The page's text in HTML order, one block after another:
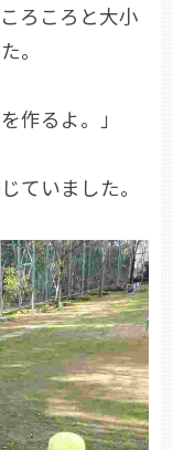
ろころと大小
。
作るよ。」
ていました。